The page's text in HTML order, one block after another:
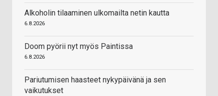
Alkoholin tilaaminen ulkomailta netin kautta
6.8.2026
Doom pyörii nyt myös Paintissa
6.8.2026
Pariutumisen haasteet nykypäivänä ja sen
vaikutukset